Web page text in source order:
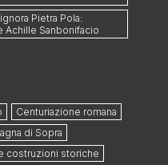
Pietra Pola:
Achille Sanbonifacio
Centuriazione romana
di Sopra
costruzioni storiche